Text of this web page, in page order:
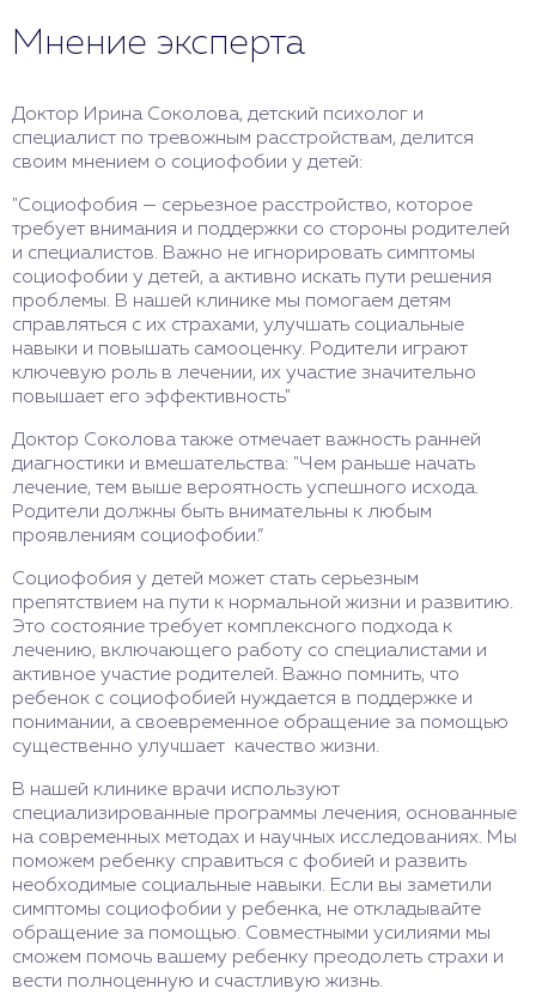
Мнение эксперта
Доктор Ирина Соколова, детский психолог и
специалист по тревожным расстройствам, делится
своим мнением о социофобии у детей:
"Социофобия — серьезное расстройство, которое
требует внимания и поддержки со стороны родителей
и специалистов. Важно не игнорировать симптомы
социофобии у детей, а активно искать пути решения
проблемы. В нашей клинике мы помогаем детям
справляться с их страхами, улучшать социальные
навыки и повышать самооценку. Родители играют
ключевую роль в лечении, их участие значительно
повышает его эффективность"
Доктор Соколова также отмечает важность ранней
диагностики и вмешательства: "Чем раньше начать
лечение, тем выше вероятность успешного исхода.
Родители должны быть внимательны к любым
проявлениям социофобии.”
Социофобия у детей может стать серьезным
препятствием на пути к нормальной жизни и развитию.
Это состояние требует комплексного подхода к
лечению, включающего работу со специалистами и
активное участие родителей. Важно помнить, что
ребенок с социофобией нуждается в поддержке и
понимании, а своевременное обращение за помощью
существенно улучшает качество жизни.
В нашей клинике врачи используют
специализированные программы лечения, основанные
на современных методах и научных исследованиях. Мы
поможем ребенку справиться с фобией и развить
необходимые социальные навыки. Если вы заметили
симптомы социофобии у ребенка, не откладывайте
обращение за помощью. Совместными усилиями мы
сможем помочь вашему ребенку преодолеть страхи и
вести полноценную и счастливую жизнь.